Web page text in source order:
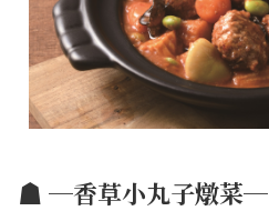
☗ ─香草小丸子燉菜─